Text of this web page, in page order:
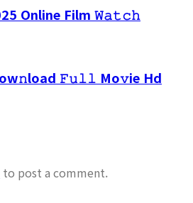
Online Film 𝚆𝚊𝚝𝚌𝚑
𝙵𝚞𝚕𝚕 Mo𝚟ie Hd
to post a comment.